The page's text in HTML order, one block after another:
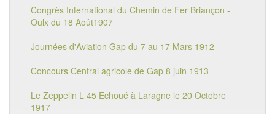
Congrès International du Chemin de Fer Briançon -
Oulx du 18 Août1907
Journées d'Aviation Gap du 7 au 17 Mars 1912
Concours Central agricole de Gap 8 juin 1913
Le Zeppelin L 45 Echoué à Laragne le 20 Octobre
1917